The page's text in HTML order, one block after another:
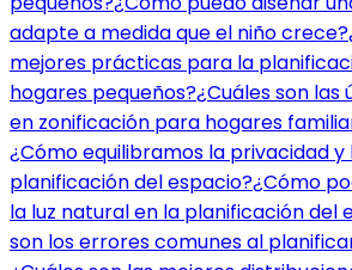
adapte a medida que el niño crece?
mejores prácticas para la
hogares pequeños?¿Cuáles son
en zonificación para hogares
¿Cómo equilibramos la privacidad
planificación del espacio?¿Cómo
la luz natural en la planificación del
son los errores comunes al